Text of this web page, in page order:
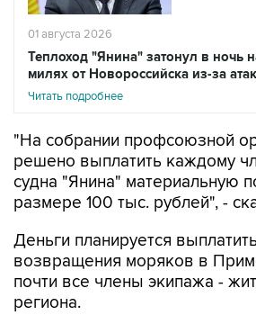
01 августа 2026
Теплоход "Янина" затонул в ночь
милях от Новороссийска из-за
Читать подробнее
"На собрании профсоюзной
решено выплатить каждому
судна "Янина" материальную
размере 100 тыс. рублей", -
Деньги планируется
возвращения моряков в
почти все члены экипажа -
региона.